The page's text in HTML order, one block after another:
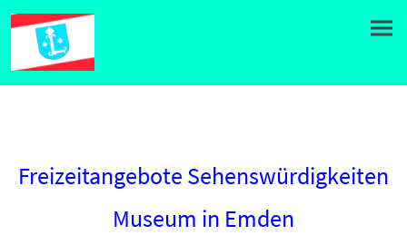
Freizeitangebote Sehenswürdigkeiten
Museum in Emden